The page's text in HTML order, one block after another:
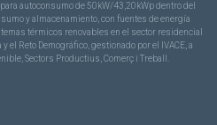
autoconsumo de 50kW/43,20kWp dentro del
y almacenamiento, con fuentes de energía
térmicos renovables en el sector residencial
Reto Demográfico, gestionado por el IVACE, a
Sectors Productius, Comerç i Treball.